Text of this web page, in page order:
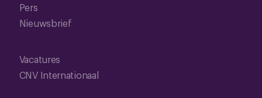
Pers
Nieuwsbrief
Vacatures
CNV Internationaal